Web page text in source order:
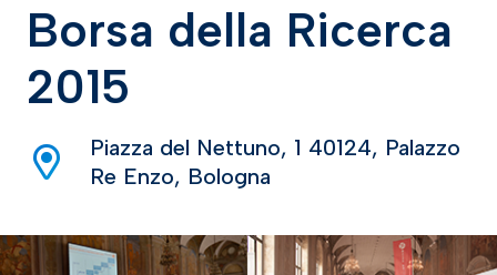
Borsa della Ricerca
2015
Piazza del Nettuno, 1 40124, Palazzo
Re Enzo, Bologna